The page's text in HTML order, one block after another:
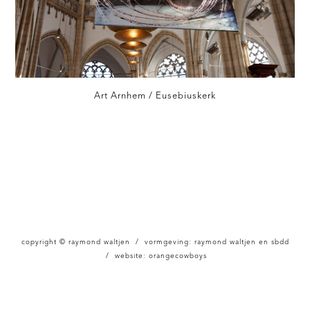
Art Arnhem / Eusebiuskerk
copyright © raymond waltjen / vormgeving: raymond waltjen en sbdd
/ website: orangecowboys